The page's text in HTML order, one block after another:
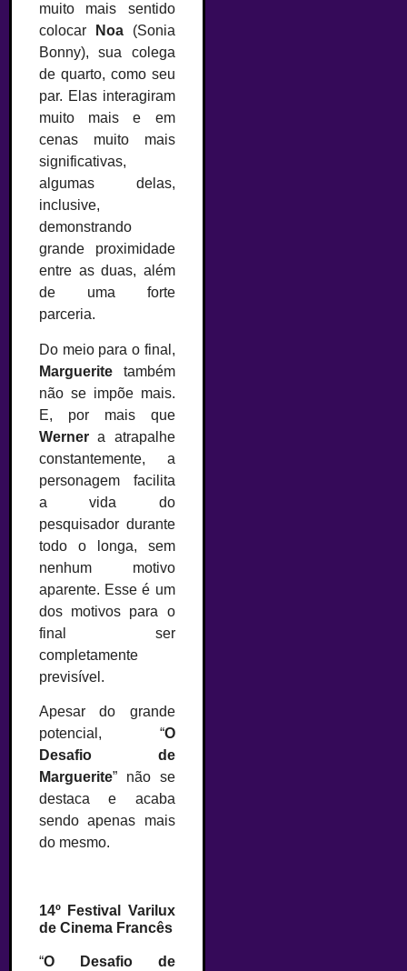
muito mais sentido
colocar
Noa(Sonia
Bonny), sua colega
de quarto, como seu
par. Elas interagiram
muito mais e em
cenas muito mais
significativas,
algumas delas,
inclusive,
demonstrando
grande proximidade
entre as duas, além
de uma forte
parceria.
Do meio para o final,
Marguerite também
não se impõe mais.
E, por mais que
Werner a atrapalhe
constantemente, a
personagem facilita
a vida do
pesquisador durante
todo o longa, sem
nenhum motivo
aparente. Esse é um
dos motivos para o
final ser
completamente
previsível.
Apesar do grande
potencial, “O
Desafio de
Marguerite” não se
destaca e acaba
sendo apenas mais
do mesmo.
14º Festival Varilux
de Cinema Francês
“O Desafio de